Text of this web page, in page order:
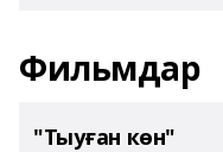
Фильмдар
"Тыуған көн"